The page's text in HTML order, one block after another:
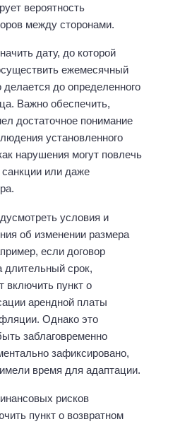
вероятность
между сторонами.
дату, до которой
ежемесячный
до определенного
Важно обеспечить,
достаточное понимание
установленного
нарушения могут повлечь
или даже
условия и
об изменении размера
если договор
длительный срок,
включить пункт о
арендной платы
Однако это
заблаговременно
зафиксировано,
время для адаптации.
рисков
пункт о возвратном